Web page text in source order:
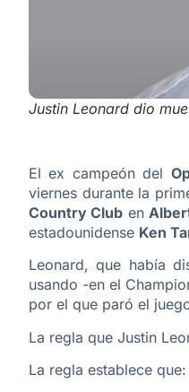
Justin Leonard dio
El ex campeón del
viernes durante la
Country Club en
estadounidense Ken
Leonard, que había
usando -en el
por el que paró el
La regla que Justin
La regla establece que: